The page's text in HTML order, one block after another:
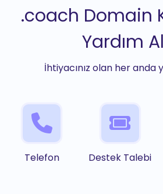
.coach Domain
Yardım
İhtiyacınız olan her anda
Telefon Destek Talebi